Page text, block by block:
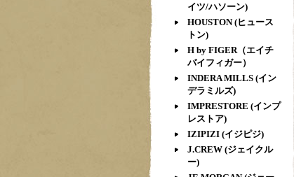
イツ/ハソーン)
HOUSTON (ヒュース
トン)
H by FIGER（エイチ
バイフィガー）
INDERA MILLS (イン
デラミルズ)
IMPRESTORE (インプ
レストア)
IZIPIZI (イジピジ)
J.CREW (ジェイクル
ー)